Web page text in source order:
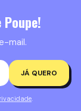
mail.
JÁ QUERO
.